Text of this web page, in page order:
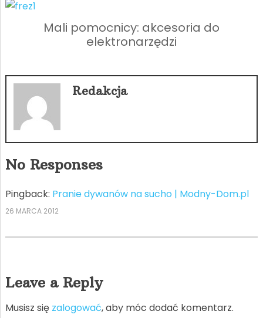
Mali pomocnicy: akcesoria do
elektronarzędzi
Redakcja
No Responses
Pingback: Pranie dywanów na sucho | Modny-Dom.pl
26 MARCA 2012
Leave a Reply
Musisz się zalogować, aby móc dodać komentarz.